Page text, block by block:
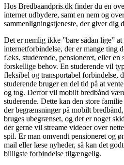
Hos Bredbaandpris.dk finder du en
internet udbydere, samt en nem og
sammenligningstjeneste, der giver dig
Det er nemlig ikke ”bare sådan lige”
internetforbindelse, der er mange ting
f.eks. studerende, pensioneret, eller
forskellige behov. En studerende vil
fleksibel og transportabel forbindelse,
studerende bruger en del tid på at
og tog. Derfor vil mobilt bredbånd
studerende. Dette kan den store
der begrænsninger på mobilt
bruges ubegrænset, og det er noget
der gerne vil streame videoer over
spil. Er man omvendt pensioneret og
mail eller læse nyheder, så kan det
billigste forbindelse tilgængelig.